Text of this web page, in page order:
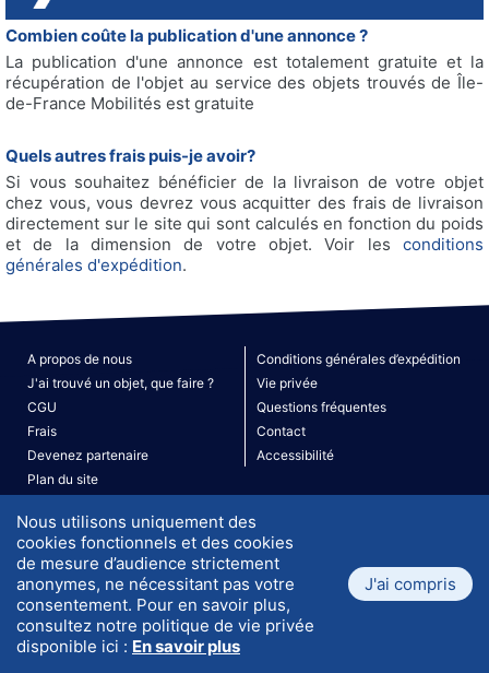
Combien coûte la publication d'une annonce ?
La publication d'une annonce est totalement gratuite et la
récupération de l'objet au service des objets trouvés de Île-
de-France Mobilités est gratuite
Quels autres frais puis-je avoir?
Si vous souhaitez bénéficier de la livraison de votre objet
chez vous, vous devrez vous acquitter des frais de livraison
directement sur le site qui sont calculés en fonction du poids
et de la dimension de votre objet. Voir les conditions
générales d'expédition.
A propos de nous
Conditions générales d’expédition
J'ai trouvé un objet, que faire ?
Vie privée
CGU
Questions fréquentes
Frais
Contact
Devenez partenaire
Accessibilité
Plan du site
Nous utilisons uniquement des
cookies fonctionnels et des cookies
de mesure d’audience strictement
anonymes, ne nécessitant pas votre
consentement. Pour en savoir plus,
consultez notre politique de vie privée
disponible ici : En savoir plus
J'ai compris